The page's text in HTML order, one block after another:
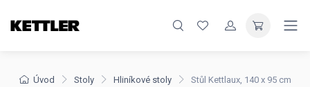
Úvod Stoly Hliníkové stoly Stůl Kettlaux, 140 x 95 cm